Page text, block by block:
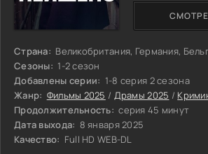
Страна: Великобритания, Германия,
Сезоны: 1-2 сезон
Добавлены серии: 1-8 серия 2 сезона
Жанр: Фильмы 2025 / Драмы 2025 /
Продолжительность: серия 45 минут
Дата выхода: 8 января 2025
Качество: Full HD WEB-DL